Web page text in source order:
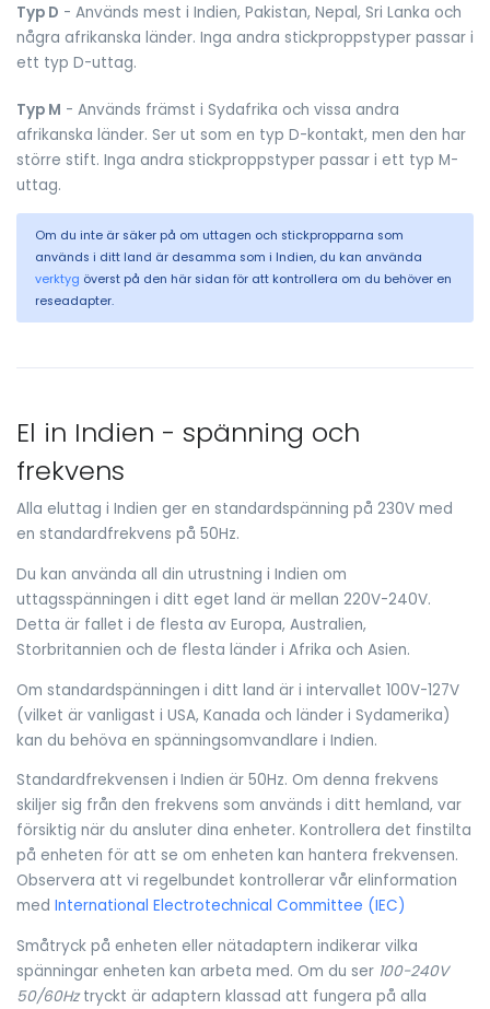
Typ D - Används mest i Indien, Pakistan, Nepal, Sri Lanka och
några afrikanska länder. Inga andra stickproppstyper passar i
ett typ D-uttag.
Typ M - Används främst i Sydafrika och vissa andra
afrikanska länder. Ser ut som en typ D-kontakt, men den har
större stift. Inga andra stickproppstyper passar i ett typ M-
uttag.
Om du inte är säker på om uttagen och stickpropparna som
används i ditt land är desamma som i Indien, du kan använda
verktyg överst på den här sidan för att kontrollera om du behöver en
reseadapter.
El in Indien - spänning och
frekvens
Alla eluttag i Indien ger en standardspänning på 230V med
en standardfrekvens på 50Hz.
Du kan använda all din utrustning i Indien om
uttagsspänningen i ditt eget land är mellan 220V-240V.
Detta är fallet i de flesta av Europa, Australien,
Storbritannien och de flesta länder i Afrika och Asien.
Om standardspänningen i ditt land är i intervallet 100V-127V
(vilket är vanligast i USA, Kanada och länder i Sydamerika)
kan du behöva en spänningsomvandlare i Indien.
Standardfrekvensen i Indien är 50Hz. Om denna frekvens
skiljer sig från den frekvens som används i ditt hemland, var
försiktig när du ansluter dina enheter. Kontrollera det finstilta
på enheten för att se om enheten kan hantera frekvensen.
Observera att vi regelbundet kontrollerar vår elinformation
med International Electrotechnical Committee (IEC)
Småtryck på enheten eller nätadaptern indikerar vilka
spänningar enheten kan arbeta med. Om du ser 100-240V
50/60Hztryckt är adaptern klassad att fungera på alla